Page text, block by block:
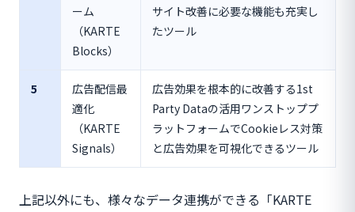
ーム
（KARTE
Blocks）
サイト改善に必要な機能も充実し
たツール
5
広告配信最
適化
（KARTE
Signals）
広告効果を根本的に改善する1st
Party Dataの活用ワンストッププ
ラットフォームでCookieレス対策
と広告効果を可視化できるツール
上記以外にも、様々なデータ連携ができる「KARTE